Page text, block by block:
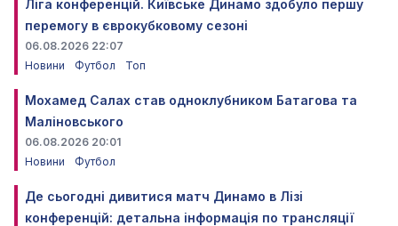
Ліга конференцій. Київське Динамо здобуло першу
перемогу в єврокубковому сезоні
06.08.2026 22:07
Новини
Футбол Топ
Мохамед Салах став одноклубником Батагова та
Маліновського
06.08.2026 20:01
Новини
Футбол
Де сьогодні дивитися матч Динамо в Лізі
конференцій: детальна інформація по трансляції